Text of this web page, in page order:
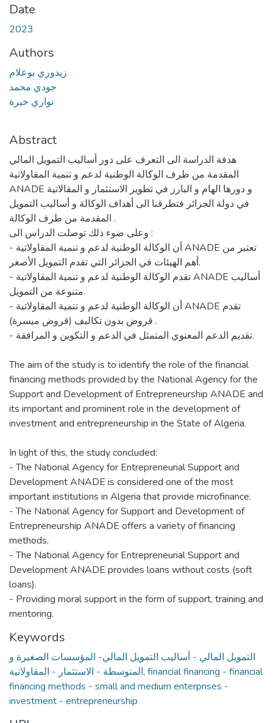
Date
2023
Authors
زيدوري بوعلام
جودي محمد
نواري خيرة
Abstract
هدفة الدراسة الى التعرف على دور أساليب التمويل المالي
المقدمة من طرف الوكالة الوطنية لدعم و تنمية المقاولاتية
ANADE و دورها الهام و البارز في تطوير الاستثمار و المقالاتية
في دولة الجزائر فتطرقنا الى أهداف الوكالة و أساليب التمويل
المقدمة من طرف الوكالة .
وعلى ضوء ذلك توصلت الدراس الى :
- أن الوكالة الوطنية لدعم و تنمية المقاولاتية ANADE تعتبر من
أهم الهيئات في الجزائر التي تقدم التمويل الأصغر.
- تقدم الوكالة الوطنية لدعم و تنمية المقاولاتية ANADE أساليب
متنوعة من التمويل.
- أن الوكالة الوطنية لدعم و تنمية المقاولاتية ANADE تقدم
قروض بدون تكاليف (قروض ميسرة) .
- تقديم الدعم المعنوي المتمثل في الدعم و التكوين و المرافقة.
The aim of the study is to identify the role of the financial
financing methods provided by the National Agency for the
Support and Development of Entrepreneurship ANADE and
its important and prominent role in the development of
investment and entrepreneurship in the State of Algeria.
In light of this, the study concluded:
- The National Agency for Entrepreneurial Support and
Development ANADE is considered one of the most
important institutions in Algeria that provide microfinance.
- The National Agency for Support and Development of
Entrepreneurship ANADE offers a variety of financing
methods.
- The National Agency for Entrepreneurial Support and
Development ANADE provides loans without costs (soft
loans).
- Providing moral support in the form of support, training and
mentoring.
Keywords
التمويل المالي - أساليب التمويل المالي- المؤسسات الصغيرة و
المتوسطة - الاستثمار - المقاولاتية, financial financing - financial
financing methods - small and medium enterprises -
investment - entrepreneurship